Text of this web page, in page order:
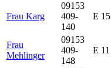
Frau Karg
09153
409-
140
E 15
Frau
Mehlinger
09153
409-
148
E 11